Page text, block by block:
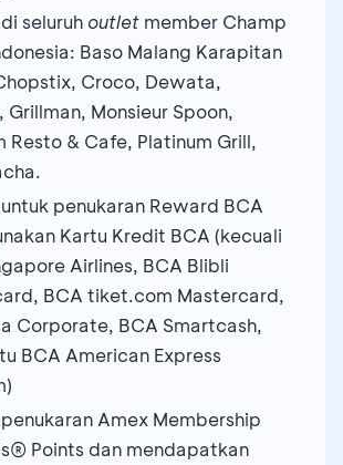
seluruh outlet member Champ
Baso Malang Karapitan
Croco, Dewata,
Grillman, Monsieur Spoon,
Resto & Cafe, Platinum Grill,
penukaran Reward BCA
Kartu Kredit BCA (kecuali
Airlines, BCA Blibli
BCA tiket.com Mastercard,
Corporate, BCA Smartcash,
BCA American Express
Amex Membership
Points dan mendapatkan